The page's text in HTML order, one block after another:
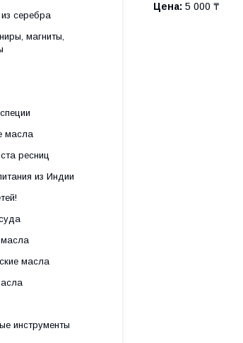
Цена: 5 000 ₸
серебра
магниты,
масла
ресниц
из Индии
масла
инструменты